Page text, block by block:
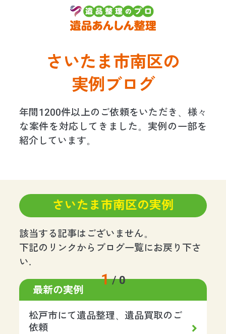
さいたま市南区の
実例ブログ
年間1200件以上のご依頼をいただき、様々
な案件を対応してきました。実例の一部を
紹介しています。
さいたま市南区の実例
該当する記事はございません。
下記のリンクからブログ一覧にお戻り下さ
い.
1/0
最新の実例
松戸市にて遺品整理、遺品買取のご
依頼